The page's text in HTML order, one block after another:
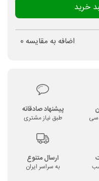
خرید
اضافه به مقایسه 0
پیشنهاد صادقانه
طبق نیاز مشتری
ارسال متنوع
به سراسر ایران